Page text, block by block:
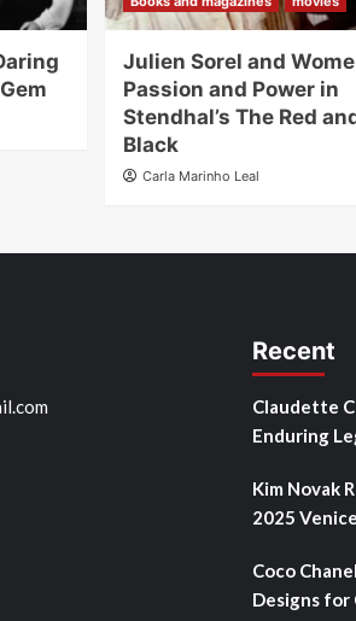
Julien Sorel and
Passion and Power in
Stendhal’s The Red
Black
Carla Marinho Leal
Recent
Claudette
Enduring
Kim Novak
2025
Coco
Designs for